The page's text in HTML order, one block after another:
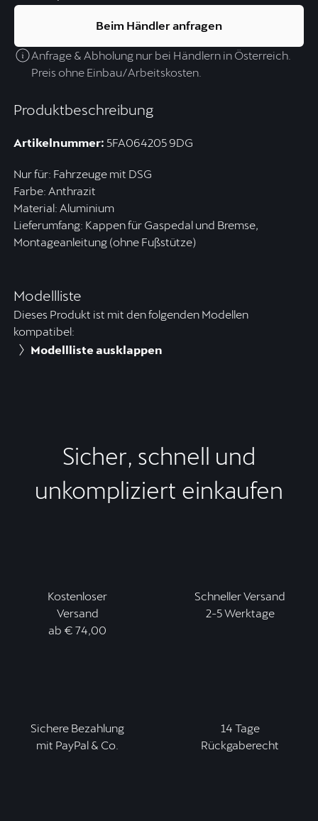
Produktbeschreibung
Artikelnummer: 5FA064205 9DG
Nur für: Fahrzeuge mit DSG
Farbe: Anthrazit
Material: Aluminium
Lieferumfang: Kappen für Gaspedal und Bremse,
Montageanleitung (ohne Fußstütze)
Modellliste
Dieses Produkt ist mit den folgenden Modellen
kompatibel:
Modellliste ausklappen
Beim Händler anfragen
Anfrage & Abholung nur bei Händlern in Österreich.
Preis ohne Einbau/Arbeitskosten.
Sicher, schnell und
unkompliziert einkaufen
Kostenloser
Versand
ab € 74,00
Schneller Versand
2-5 Werktage
Sichere Bezahlung
mit PayPal & Co.
14 Tage
Rückgaberecht